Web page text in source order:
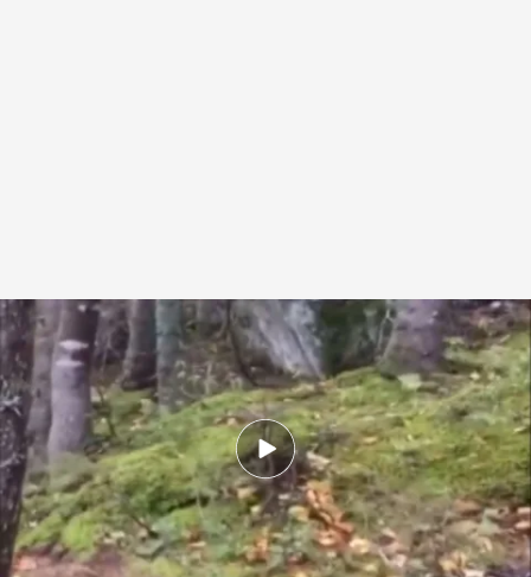
Noticias Cuatro
27 OCT 2018 - 14:53h.
Compartir
“El suelo parece respirar en un este bosque de
Quebec”. Así lo explica@DannyDutchenTwitter,